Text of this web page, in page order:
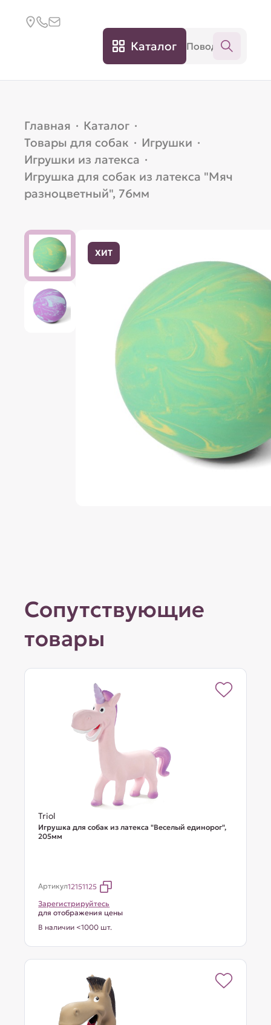
Каталог
Главная · Каталог ·
Товары для собак · Игрушки ·
Игрушки из латекса ·
Игрушка для собак из латекса "Мяч
разноцветный", 76мм
ХИТ
Сопутствующие
товары
Triol
Игрушка для собак из латекса "Веселый единорог",
205мм
Артикул12151125
Зарегистрируйтесь
для отображения цены
В наличии <1000 шт.